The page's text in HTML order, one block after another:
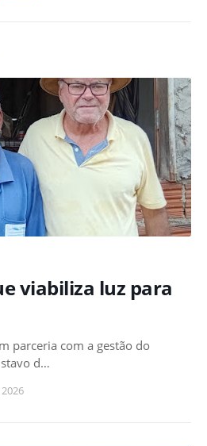
viabiliza luz para
parceria com a gestão do
d…